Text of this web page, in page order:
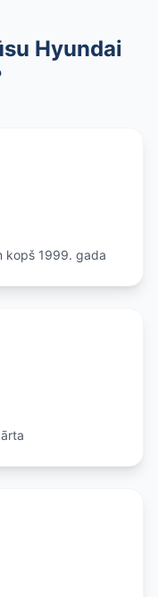
Hyundai
kopš 1999. gada